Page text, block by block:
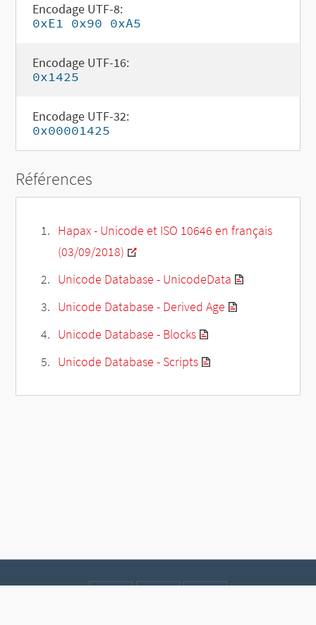
Encodage UTF-8:
0xE1 0x90 0xA5
Encodage UTF-16:
0x1425
Encodage UTF-32:
0x00001425
Références
Hapax - Unicode et ISO 10646 en français
(03/09/2018)
Unicode Database - UnicodeData
Unicode Database - Derived Age
Unicode Database - Blocks
Unicode Database - Scripts